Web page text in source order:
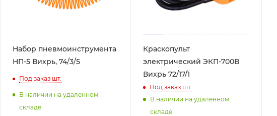
Набор пневмоинструмента
НП-5 Вихрь, 74/3/5
Под заказшт.
В наличии на удаленном
складе
Краскопульт
электрический ЭКП-700В
Вихрь 72/17/1
Под заказ шт.
В наличии на удаленном
складе